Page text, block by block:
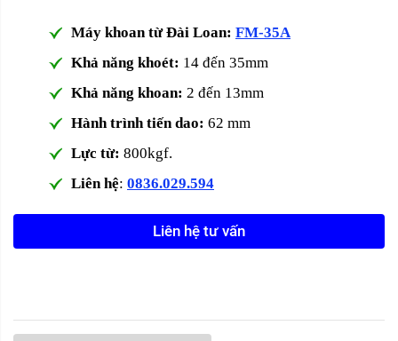
Máy khoan từ Đài Loan: FM-35A
Khả năng khoét: 14 đến 35mm
Khả năng khoan: 2 đến 13mm
Hành trình tiến dao: 62 mm
Lực từ: 800kgf.
Liên hệ: 0836.029.594
Liên hệ tư vấn